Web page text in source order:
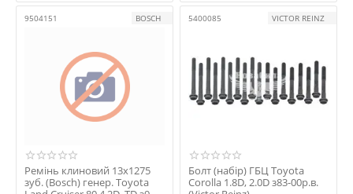
9504151 BOSCH
Ремінь клиновий 13х1275
зуб. (Bosch) генер. Toyota
5400085 VICTOR REINZ
Болт (набір) ГБЦ Toyota
Corolla 1.8D, 2.0D з83-00р.в.